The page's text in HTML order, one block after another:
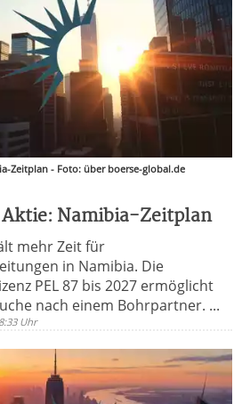
Zeitplan - Foto: über boerse-global.de
Aktie: Namibia-Zeitplan
mehr Zeit für
in Namibia. Die
PEL 87 bis 2027 ermöglicht
nach einem Bohrpartner. ...
Uhr